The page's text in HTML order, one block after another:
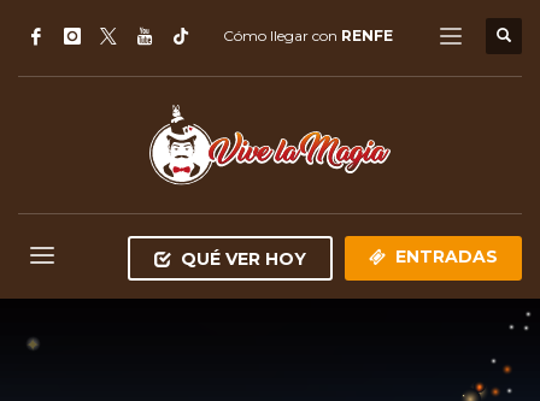
Cómo llegar con RENFE
QUÉ VER HOY ENTRADAS